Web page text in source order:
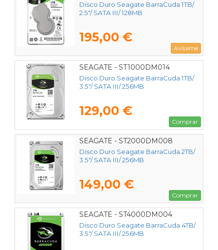
Disco Duro Seagate BarraCuda 1TB/
2.5"/ SATA III/ 128MB
195,00 €
Avísame
SEAGATE - ST1000DM014
Disco Duro Seagate BarraCuda 1TB/
3.5"/ SATA III/ 256MB
129,00 €
Comprar
SEAGATE - ST2000DM008
Disco Duro Seagate BarraCuda 2TB/
3.5"/ SATA III/ 256MB
149,00 €
Comprar
SEAGATE - ST4000DM004
Disco Duro Seagate BarraCuda 4TB/
3.5"/ SATA III/ 256MB